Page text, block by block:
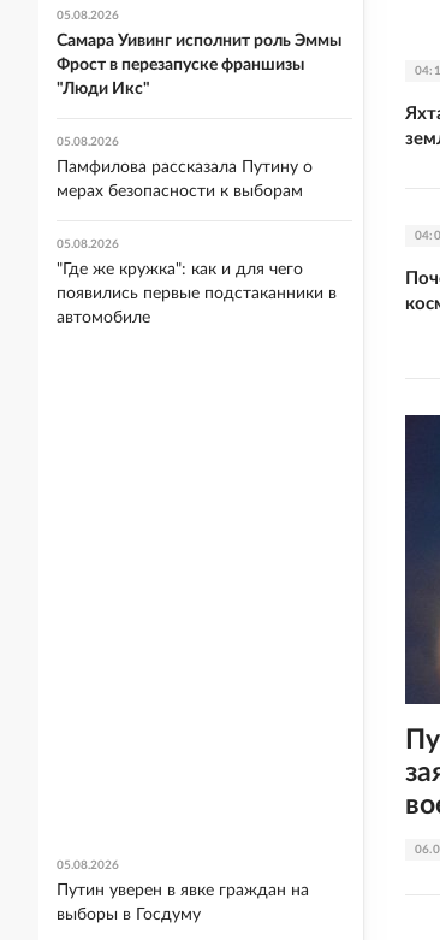
05.08.2026
Самара Уивинг исполнит роль Эммы
Фрост в перезапуске франшизы
"Люди Икс"
05.08.2026
Памфилова рассказала Путину о
мерах безопасности к выборам
05.08.2026
"Где же кружка": как и для чего
появились первые подстаканники в
автомобиле
05.08.2026
Путин уверен в явке граждан на
выборы в Госдуму